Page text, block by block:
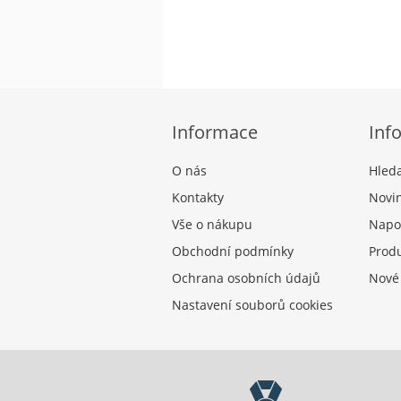
Informace
O nás
Kontakty
Vše o nákupu
Obchodní podmínky
Ochrana osobních údajů
Nastavení souborů cookies